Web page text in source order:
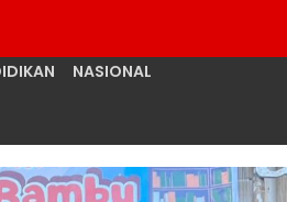
NASIONAL